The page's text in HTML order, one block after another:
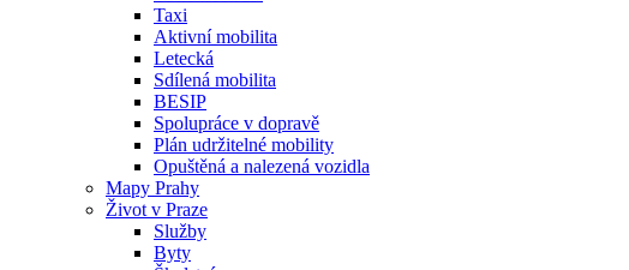
Taxi
Aktivní mobilita
Letecká
Sdílená mobilita
BESIP
Spolupráce v dopravě
Plán udržitelné mobility
Opuštěná a nalezená vozidla
Mapy Prahy
Život v Praze
Služby
Byty